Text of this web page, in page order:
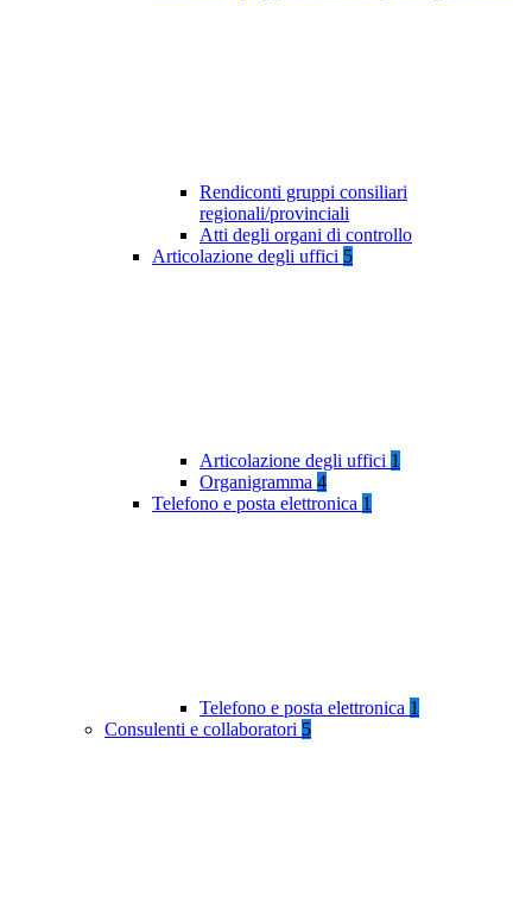
Rendiconti gruppi consiliari
regionali/provinciali
Atti degli organi di controllo
Articolazione degli uffici 5
Articolazione degli uffici 1
Organigramma 4
Telefono e posta elettronica 1
Telefono e posta elettronica 1
Consulenti e collaboratori 5